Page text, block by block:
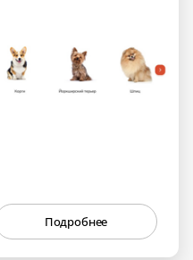
Подробнее